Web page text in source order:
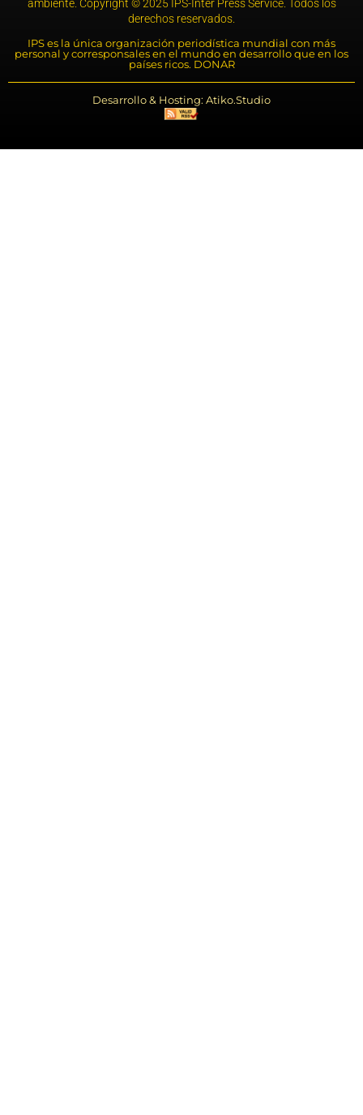
ambiente. Copyright © 2025 IPS-Inter Press Service. Todos los
derechos reservados.
IPS es la única organización periodística mundial con más
personal y corresponsales en el mundo en desarrollo que en los
países ricos. DONAR
Desarrollo & Hosting: Atiko.Studio